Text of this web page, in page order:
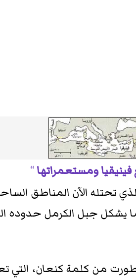
ومستعمراتها
تحتله الآن المناطق
يشكل جبل الكرمل
من كلمة كنعان، التي